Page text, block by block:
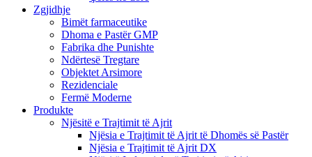
Zgjidhje
Bimët farmaceutike
Dhoma e Pastër GMP
Fabrika dhe Punishte
Ndërtesë Tregtare
Objektet Arsimore
Rezidenciale
Fermë Moderne
Produkte
Njësitë e Trajtimit të Ajrit
Njësia e Trajtimit të Ajrit të Dhomës së Pastër
Njësia e Trajtimit të Ajrit DX